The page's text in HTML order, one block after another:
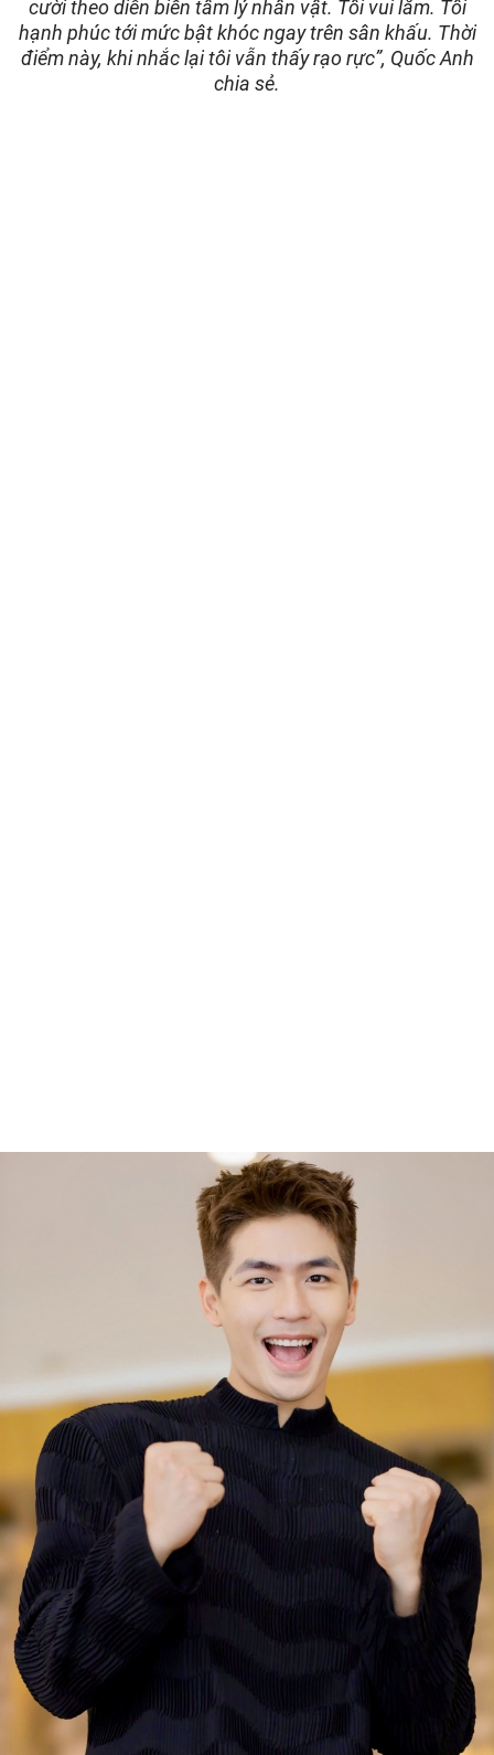
cười theo diễn biến tâm lý nhân vật. Tôi vui lắm. Tôi
hạnh phúc tới mức bật khóc ngay trên sân khấu. Thời
điểm này, khi nhắc lại tôi vẫn thấy rạo rực”, Quốc Anh
chia sẻ.